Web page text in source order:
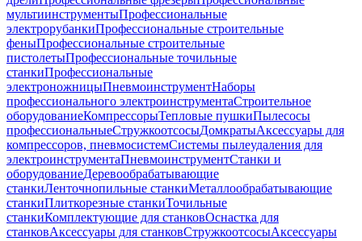
мультиинструментыПрофессиональные
электрорубанкиПрофессиональные строительные
феныПрофессиональные строительные
пистолетыПрофессиональные точильные
станкиПрофессиональные
электроножницыПневмоинструментНаборы
профессионального электроинструментаСтроительное
оборудованиеКомпрессорыТепловые пушкиПылесосы
профессиональныеСтружкоотсосыДомкратыАксессуары для
компрессоров, пневмосистемСистемы пылеудаления для
электроинструментаПневмоинструментСтанки и
оборудованиеДеревообрабатывающие
станкиЛенточнопильные станкиМеталлообрабатывающие
станкиПлиткорезные станкиТочильные
станкиКомплектующие для станковОснастка для
станковАксессуары для станковСтружкоотсосыАксессуары